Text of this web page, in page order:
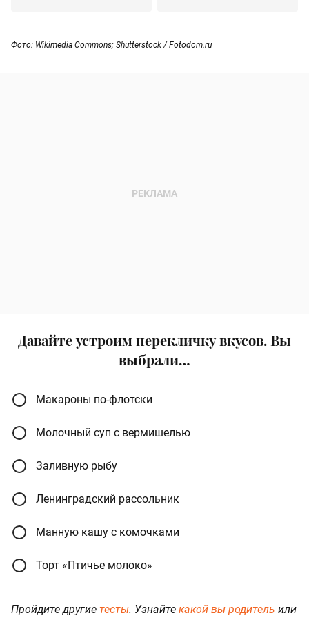
Фото: Wikimedia Commons; Shutterstock / Fotodom.ru
Давайте устроим перекличку вкусов. Вы
выбрали…
Макароны по-флотски
Молочный суп с вермишелью
Заливную рыбу
Ленинградский рассольник
Манную кашу с комочками
Торт «Птичье молоко»
Пройдите другие тесты. Узнайте какой вы родитель или